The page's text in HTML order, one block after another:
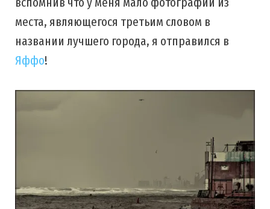
места, являющегося третьим словом в
названии лучшего города, я отправился в
Яффо!